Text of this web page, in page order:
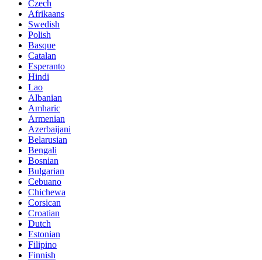
Czech
Afrikaans
Swedish
Polish
Basque
Catalan
Esperanto
Hindi
Lao
Albanian
Amharic
Armenian
Azerbaijani
Belarusian
Bengali
Bosnian
Bulgarian
Cebuano
Chichewa
Corsican
Croatian
Dutch
Estonian
Filipino
Finnish